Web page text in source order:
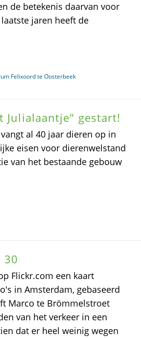
de betekenis daarvan voor
jaren heeft de
Felixoord te Oosterbeek
Julialaantje" gestart!
al 40 jaar dieren op in
eisen voor dierenwelstand
van het bestaande gebouw
30
Flickr.com een kaart
in Amsterdam, gebaseerd
Marco te Brömmelstroet
van het verkeer in een
dat er heel weinig wegen